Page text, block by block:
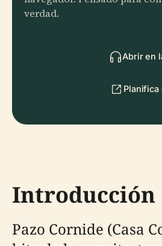
verdad.
Abrir en
Planifica
Introducción
Pazo Cornide (Casa